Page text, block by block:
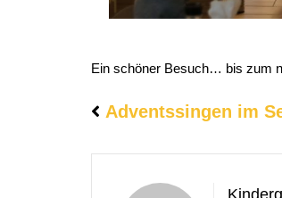
Ein schöner Besuch… bis zum
Adventssingen im